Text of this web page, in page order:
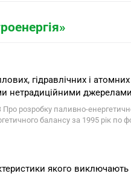
гідравлічних і
нетрадиційними
паливно-
балансу за 1995 рік по
якого